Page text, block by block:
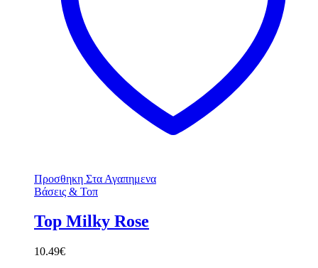
Προσθηκη Στα Αγαπημενα
Βάσεις & Τοπ
Top Milky Rose
10.49€